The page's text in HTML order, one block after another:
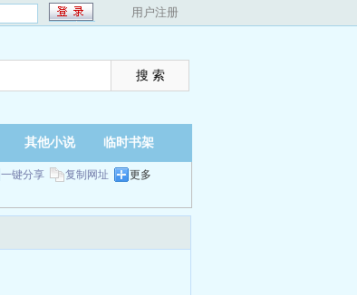
用户注册
其他小说 临时书架
一键分享 复制网址 更多